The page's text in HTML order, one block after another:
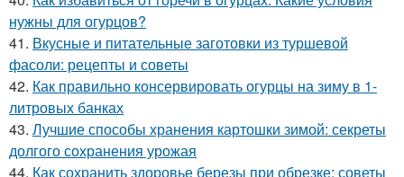
нужны для огурцов?
41. Вкусные и питательные заготовки из туршевой
фасоли: рецепты и советы
42. Как правильно консервировать огурцы на зиму в 1-
литровых банках
43. Лучшие способы хранения картошки зимой: секреты
долгого сохранения урожая
44. Как сохранить здоровье березы при обрезке: советы